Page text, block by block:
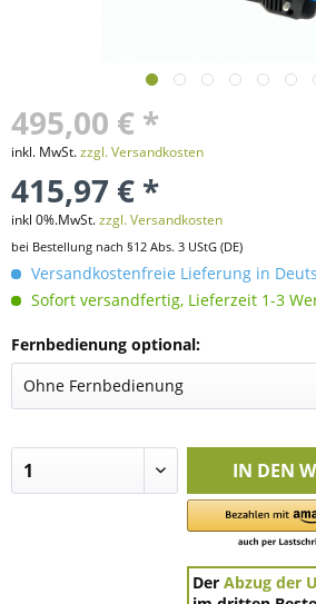
495,00 € *
inkl. MwSt.zzgl. Versandkosten
415,97 € *
inkl 0%.MwSt.zzgl. Versandkosten
bei Bestellung nach §12 Abs. 3 UStG (DE)
Versandkostenfreie Lieferung in
Sofort versandfertig, Lieferzeit 1-3
Fernbedienung optional:
IN DEN
DerAbzug der